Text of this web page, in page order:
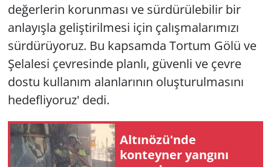
değerlerin korunması ve sürdürülebilir bir
anlayışla geliştirilmesi için çalışmalarımızı
sürdürüyoruz. Bu kapsamda Tortum Gölü ve
Şelalesi çevresinde planlı, güvenli ve çevre
dostu kullanım alanlarının oluşturulmasını
hedefliyoruz' dedi.
Altınözü'nde
konteyner yangını